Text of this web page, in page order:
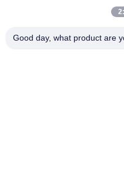
Good day, what product are